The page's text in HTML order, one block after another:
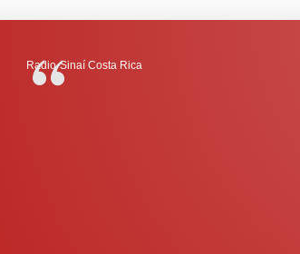
Radio-Sinaí Costa Rica